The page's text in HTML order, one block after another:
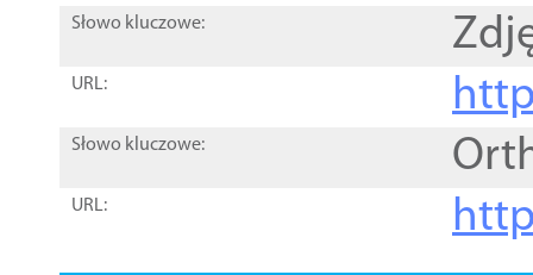
Słowo kluczowe:
URL:
Słowo kluczowe:
URL: